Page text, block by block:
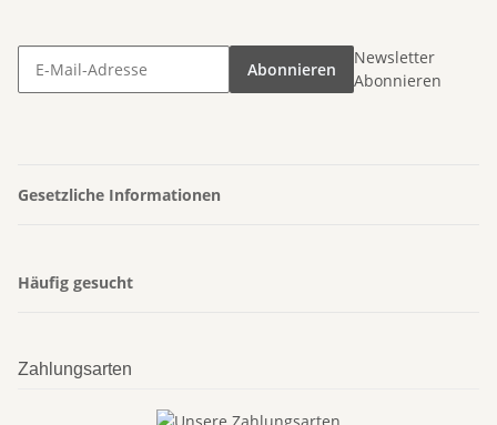
Abonnieren
Newsletter
Abonnieren
Gesetzliche Informationen
Häufig gesucht
Zahlungsarten